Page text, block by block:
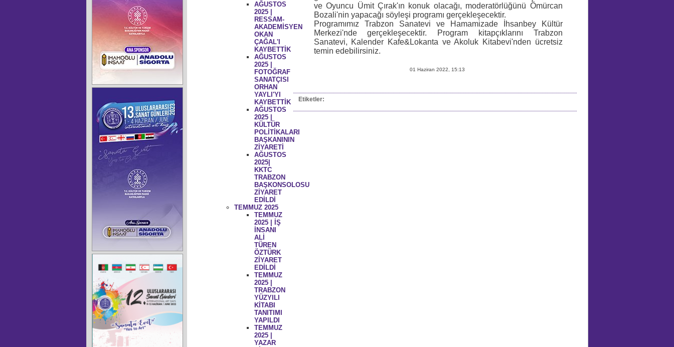
ve Oyuncu Ümit Çırak'ın konuk olacağı, moderatörlüğünü Ömürcan
Bozali'nin yapacağı söyleşi programı gerçekleşecektir.
Programımız Trabzon Sanatevi ve Hamamizade İhsanbey Kültür
Merkezi'nde gerçekleşecektir. Program kitapçıklarını Trabzon
Sanatevi, Kalender Kafe&Lokanta ve Akoluk Kitabevi'nden ücretsiz
temin edebilirsiniz.
01 Haziran 2022, 15:13
Etiketler:
AĞUSTOS
2025 |
RESSAM-
AKADEMİSYEN
OKAN
ÇAĞAL'I
KAYBETTİK
AĞUSTOS
2025 |
FOTOĞRAF
SANATÇISI
ORHAN
YAYLI'YI
KAYBETTİK
AĞUSTOS
2025 |
KÜLTÜR
POLİTİKALARI
BAŞKANININ
ZİYARETİ
AĞUSTOS
2025|
KKTC
TRABZON
BAŞKONSOLOSU
ZİYARET
EDİLDİ
TEMMUZ 2025
TEMMUZ
2025 | İŞ
İNSANI
ALİ
TÜREN
ÖZTÜRK
ZİYARET
EDİLDİ
TEMMUZ
2025 |
TRABZON
YÜZYILI
KİTABI
TANITIMI
YAPILDI
TEMMUZ
2025 |
YAZAR